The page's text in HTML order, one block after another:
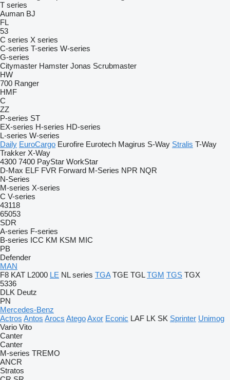
T series
Auman BJ
FL
53
C series X series
C-series T-series W-series
G-series
Citymaster Hamster Jonas Scrubmaster
HW
700 Ranger
HMF
C
ZZ
P-series ST
EX-series H-series HD-series
L-series W-series
Daily EuroCargo Eurofire Eurotech Magirus S-Way Stralis T-Way
Trakker X-Way
4300 7400 PayStar WorkStar
D-Max ELF FVR Forward M-Series NPR NQR
N-Series
M-series X-series
C V-series
43118
65053
SDR
A-series F-series
B-series ICC KM KSM MIC
PB
Defender
MAN
F8 KAT L2000 LE NL series TGA TGE TGL TGM TGS TGX
5336
DLK Deutz
PN
Mercedes-Benz
Actros Antos Arocs AtegoAxor Econic LAF LK SK Sprinter Unimog
Vario Vito
Canter
Canter
M-series TREMO
ANCR
Stratos